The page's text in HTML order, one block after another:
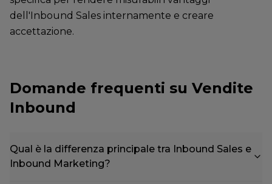
dell'Inbound Sales internamente e creare
accettazione.
Domande frequenti su Vendite
Inbound
Qual è la differenza principale tra Inbound Sales e
Inbound Marketing?